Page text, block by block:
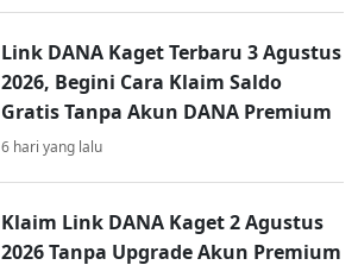
Link DANA Kaget Terbaru 3 Agustus
2026, Begini Cara Klaim Saldo
Gratis Tanpa Akun DANA Premium
6 hari yang lalu
Klaim Link DANA Kaget 2 Agustus
2026 Tanpa Upgrade Akun Premium